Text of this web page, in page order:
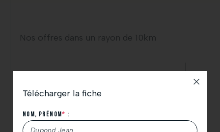
Nos offres dans un rayon de 10km
Télécharger la fiche
Nom, Prénom* :